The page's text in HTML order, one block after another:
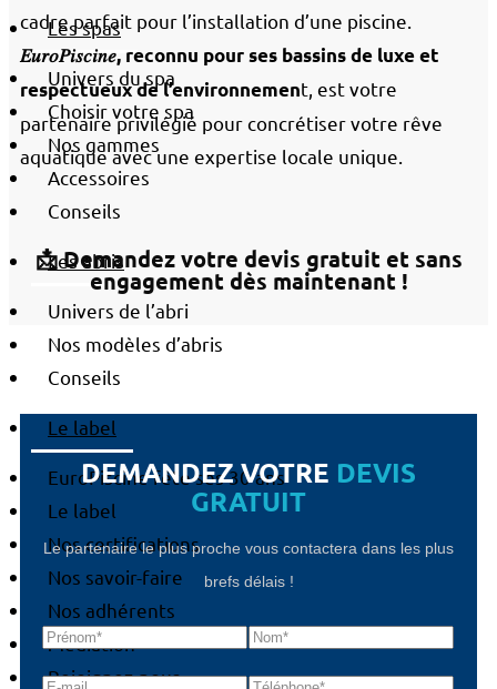
Les spas
Univers du spa
Choisir votre spa
Nos gammes
Accessoires
Conseils
Les abris
Univers de l’abri
Nos modèles d’abris
Conseils
Le label
EuroPiscine fête ses 30 ans
Le label
Nos certifications
Nos savoir-faire
Nos adhérents
Médiation
Rejoignez-nous
cadre parfait pour l’installation d’une piscine.
𝐸𝑢𝑟𝑜𝑃𝑖𝑠𝑐𝑖𝑛𝑒, reconnu pour ses bassins de luxe et
respectueux de l’environnement, est votre
partenaire privilégié pour concrétiser votre rêve
aquatique avec une expertise locale unique.
📩 Demandez votre devis gratuit et sans
engagement dès maintenant !
DEMANDEZ VOTRE DEVIS
GRATUIT
Le partenaire le plus proche vous contactera dans les plus
brefs délais !